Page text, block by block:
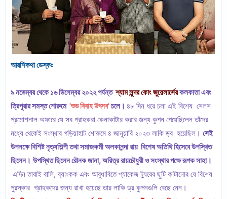
আরশিকথা ডেস্কঃ
৯ নভেম্বর থেকে ১৬ ডিসেম্বর ২০২২ পর্যন্তশ্যাম সুন্দর কোং জুয়েলার্সেরকলকাতা এবং
ত্রিপুরার সমস্ত শোরুমে 'শুভ বিবাহ উৎসব'চলে। ৪৮ দিন ধরে চলা এই বিশেষ সেলস
প্রমোশনাল অফারে যে সব গ্রাহকরা কেনাকাটার করার জন্য কুপন পেয়েছিলেন তাঁদের
মধ্যে থেকেই সংস্থার গড়িয়াহাট শোরুমে ৪ জানুয়ারি ২০২৩ লাকি ড্র হয়েছিল। সেই
উপলক্ষে বিশিষ্ট নৃত্যশিল্পী তথা সমাজকর্মী অলকানন্দা রায় বিশেষ অতিথি হিসেবে উপস্থিত
ছিলেন। উপস্থিত ছিলেন রৌনক জানা, অরিত্র রায়চৌধুরী ও সংস্থার পক্ষে রূপক সাহা।
এদিন তারাই বালি, ব্যাংকক এবং আবুধাবিতে প্যাকেজ ট্যুরের ছুটি কাটানোর যে বিশেষ
পুরস্কার গ্রাহকদের জন্য রাখা হয়েছে তার লাকি ড্র কুপনগুলি বেছে নেন।